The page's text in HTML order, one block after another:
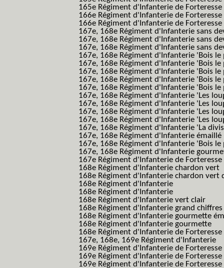
165e Régiment d'Infanterie de Forteresse
166e Régiment d'Infanterie de Forteresse
166e Régiment d'Infanterie de Forteresse
167e, 168e Régiment d'Infanterie sans
167e, 168e Régiment d'Infanterie sans
167e, 168e Régiment d'Infanterie sans
167e, 168e Régiment d'Infanterie 'Bois
167e, 168e Régiment d'Infanterie 'Bois
167e, 168e Régiment d'Infanterie 'Bois
167e, 168e Régiment d'Infanterie 'Bois
167e, 168e Régiment d'Infanterie 'Bois
167e, 168e Régiment d'Infanterie 'Les
167e, 168e Régiment d'Infanterie 'Les
167e, 168e Régiment d'Infanterie 'Les
167e, 168e Régiment d'Infanterie 'Les
167e, 168e Régiment d'Infanterie 'La
167e, 168e Régiment d'Infanterie émaillé
167e, 168e Régiment d'Infanterie 'Bois
167e, 168e Régiment d'Infanterie
167e Régiment d'Infanterie de
168e Régiment d'Infanterie chardon vert
168e Régiment d'Infanterie chardon vert
168e Régiment d'Infanterie
168e Régiment d'Infanterie
168e Régiment d'Infanterie vert clair
168e Régiment d'Infanterie grand chiffres
168e Régiment d'Infanterie gourmette
168e Régiment d'Infanterie gourmette
168e Régiment d'Infanterie de Forteresse
167e, 168e, 169e Régiment d'Infanterie
169e Régiment d'Infanterie de Forteresse
169e Régiment d'Infanterie de
169e Régiment d'Infanterie de